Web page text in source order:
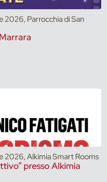
Parrocchia di San
Alkimia Smart Rooms
presso Alkimia